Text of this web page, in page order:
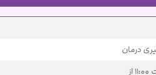
درمان